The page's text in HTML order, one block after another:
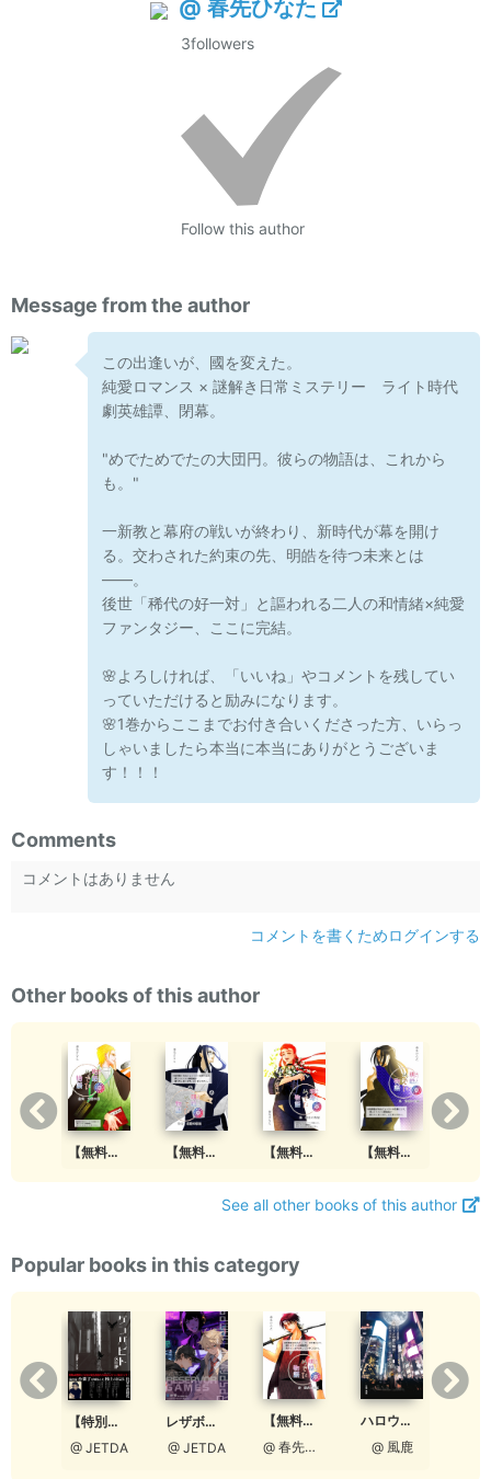
@ 春先ひなた
3followers
Follow this author
Message from the author
この出逢いが、國を変えた。
純愛ロマンス × 謎解き日常ミステリー ライト時代
劇英雄譚、閉幕。
"めでためでたの大団円。彼らの物語は、これから
も。"
一新教と幕府の戦いが終わり、新時代が幕を開け
る。交わされた約束の先、明皓を待つ未来とは
――。
後世「稀代の好一対」と謳われる二人の和情緒×純愛
ファンタジー、ここに完結。
🌸よろしければ、「いいね」やコメントを残してい
っていただけると励みになります。
🌸1巻からここまでお付き合いくださった方、いらっ
しゃいましたら本当に本当にありがとうございま
す！！！
Comments
コメントはありません
コメントを書くためログインする
Other books of this author
【無料版】明皓めでた物語 拾弐 太陽の國 【無料版】明皓めでた物語 拾壱 救賤の教主 【無料版】明皓めでた物語 拾 緋色の祝福 【無料版】明皓めでた物語 玖 背徳の先師
See all other books of this author
Popular books in this category
【特別ダイジェスト】ゲンバビト 改訂版
@ JETDA
レザボア・ゲーム ダイジェスト版
@ JETDA
【無料版】明皓めでた物語 参 鉄火の名匠
@ 春先ひなた
ハロウィンの探し物はジャック・オー・ランタンへ
@ 風鹿